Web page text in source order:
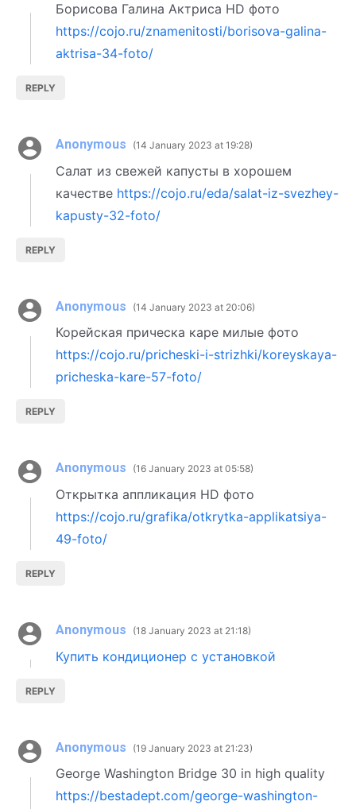
Борисова Галина Актриса HD фото
https://cojo.ru/znamenitosti/borisova-galina-
aktrisa-34-foto/
REPLY
Anonymous 14 January 2023 at 19:28
Салат из свежей капусты в хорошем
качестве https://cojo.ru/eda/salat-iz-svezhey-
kapusty-32-foto/
REPLY
Anonymous 14 January 2023 at 20:06
Корейская прическа каре милые фото
https://cojo.ru/pricheski-i-strizhki/koreyskaya-
pricheska-kare-57-foto/
REPLY
Anonymous 16 January 2023 at 05:58
Открытка аппликация HD фото
https://cojo.ru/grafika/otkrytka-applikatsiya-
49-foto/
REPLY
Anonymous 18 January 2023 at 21:18
Купить кондиционер с установкой
REPLY
Anonymous 19 January 2023 at 21:23
George Washington Bridge 30 in high quality
https://bestadept.com/george-washington-